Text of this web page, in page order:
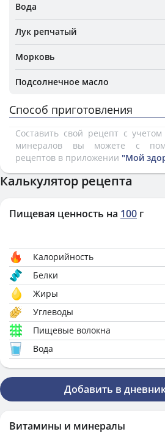
Вода
Лук репчатый
Морковь
Подсолнечное масло
Способ приготовления
Составить свой рецепт с
минералов вы можете с
рецептов в приложении "Мой
Калькулятор рецепта
Пищевая ценность на 100 г
Калорийность
Белки
Жиры
Углеводы
Пищевые волокна
Вода
Добавить в
Витамины и минералы